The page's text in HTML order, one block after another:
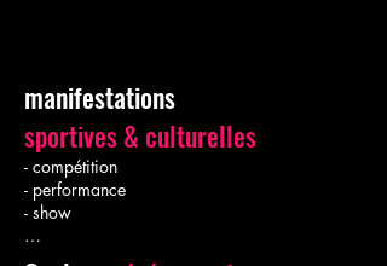
manifestations
sportives & culturelles
- compétition
- performance
- show
…